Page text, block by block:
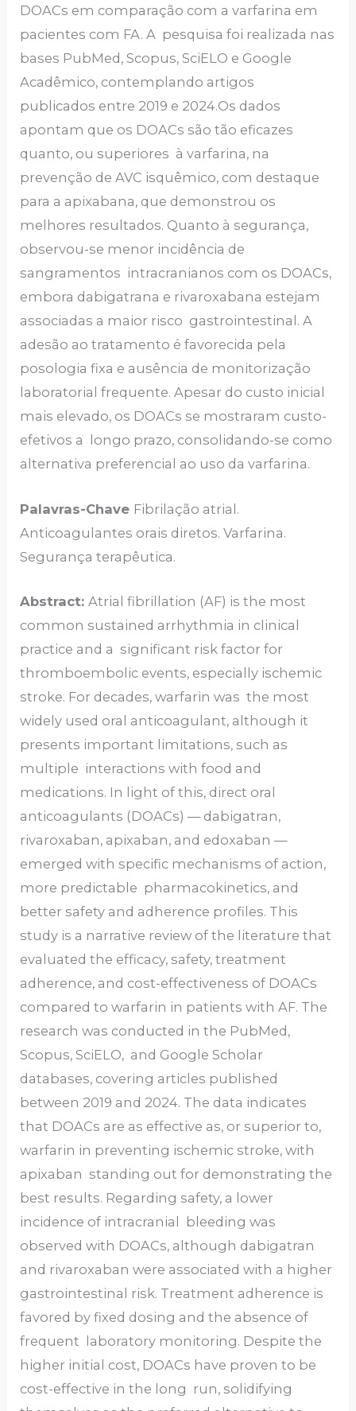
DOACs em comparação com a varfarina em
pacientes com FA. A pesquisa foi realizada nas
bases PubMed, Scopus, SciELO e Google
Acadêmico, contemplando artigos
publicados entre 2019 e 2024.Os dados
apontam que os DOACs são tão eficazes
quanto, ou superiores à varfarina, na
prevenção de AVC isquêmico, com destaque
para a apixabana, que demonstrou os
melhores resultados. Quanto à segurança,
observou-se menor incidência de
sangramentos intracranianos com os DOACs,
embora dabigatrana e rivaroxabana estejam
associadas a maior risco gastrointestinal. A
adesão ao tratamento é favorecida pela
posologia fixa e ausência de monitorização
laboratorial frequente. Apesar do custo inicial
mais elevado, os DOACs se mostraram custo-
efetivos a longo prazo, consolidando-se como
alternativa preferencial ao uso da varfarina.
Palavras-Chave Fibrilação atrial.
Anticoagulantes orais diretos. Varfarina.
Segurança terapêutica.
Abstract:Atrial fibrillation (AF) is the most
common sustained arrhythmia in clinical
practice and a significant risk factor for
thromboembolic events, especially ischemic
stroke. For decades, warfarin was the most
widely used oral anticoagulant, although it
presents important limitations, such as
multiple interactions with food and
medications. In light of this, direct oral
anticoagulants (DOACs) — dabigatran,
rivaroxaban, apixaban, and edoxaban —
emerged with specific mechanisms of action,
more predictable pharmacokinetics, and
better safety and adherence profiles. This
study is a narrative review of the literature that
evaluated the efficacy, safety, treatment
adherence, and cost-effectiveness of DOACs
compared to warfarin in patients with AF. The
research was conducted in the PubMed,
Scopus, SciELO, and Google Scholar
databases, covering articles published
between 2019 and 2024. The data indicates
that DOACs are as effective as, or superior to,
warfarin in preventing ischemic stroke, with
apixaban standing out for demonstrating the
best results. Regarding safety, a lower
incidence of intracranial bleeding was
observed with DOACs, although dabigatran
and rivaroxaban were associated with a higher
gastrointestinal risk. Treatment adherence is
favored by fixed dosing and the absence of
frequent laboratory monitoring. Despite the
higher initial cost, DOACs have proven to be
cost-effective in the long run, solidifying